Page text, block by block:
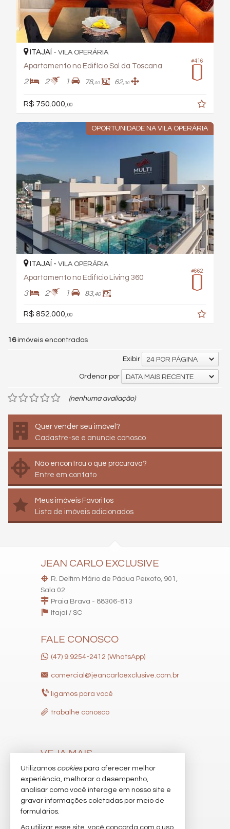
#416
ITAJAÍ - VILA OPERÁRIA
Apartamento no Edifício Sol da Toscana
2 2 1 78,00 62,00
R$ 750.000, 00
OPORTUNIDADE NA VILA OPERÁRIA
#662
ITAJAÍ - VILA OPERÁRIA
Apartamento no Edifício Living 360
3 2 1 83,40
R$ 852.000, 00
16imóveis encontrados
Exibir 24 POR PÁGINA
Ordenar por DATA MAIS RECENTE
(nenhuma avaliação)
Quer vender seu imóvel?
Cadastre-se e anuncie conosco
Não encontrou o que procurava?
Entre em contato
Meus imóveis Favoritos
Lista de imóveis adicionados
JEAN CARLO EXCLUSIVE
R. Delfim Mário de Pádua Peixoto, 901,
Sala 02
Praia Brava - 88306-813
Itajaí / SC
FALE CONOSCO
(47) 9.9254-2412 (WhatsApp)
comercial@jeancarloexclusive.com.br
ligamos para você
trabalhe conosco
VEJA MAIS
receba nosso newsletter
indicadores financeiros
imóveis favoritos
Utilizamos cookiespara oferecer melhor
experiência, melhorar o desempenho,
analisar como você interage em nosso site e
gravar informações coletadas por meio de
formulários.
Ao utilizar esse site, você concorda com o uso